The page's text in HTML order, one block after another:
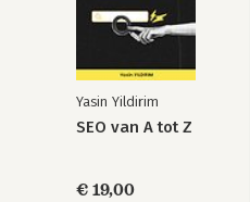
Yasin Yildirim
SEO van A tot Z
€ 19,00